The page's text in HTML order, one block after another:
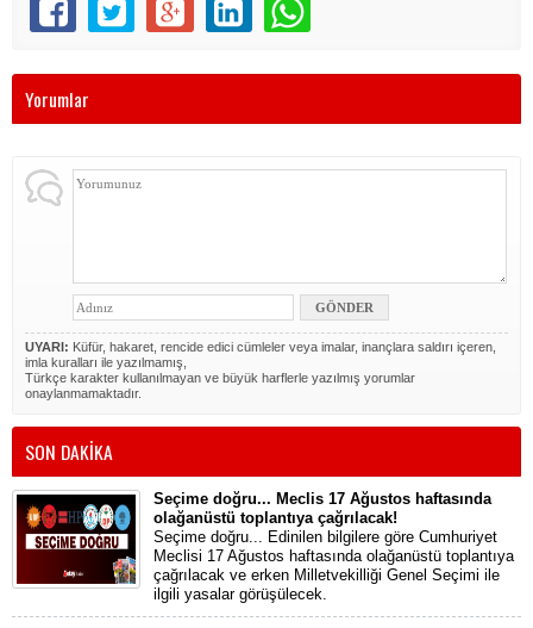
Yorumlar
UYARI: Küfür, hakaret, rencide edici cümleler veya imalar, inançlara saldırı içeren,
imla kuralları ile yazılmamış,
Türkçe karakter kullanılmayan ve büyük harflerle yazılmış yorumlar
onaylanmamaktadır.
SON DAKİKA
Seçime doğru... Meclis 17 Ağustos haftasında
olağanüstü toplantıya çağrılacak!
Seçime doğru... Edinilen bilgilere göre Cumhuriyet
Meclisi 17 Ağustos haftasında olağanüstü toplantıya
çağrılacak ve erken Milletvekilliği Genel Seçimi ile
ilgili yasalar görüşülecek.